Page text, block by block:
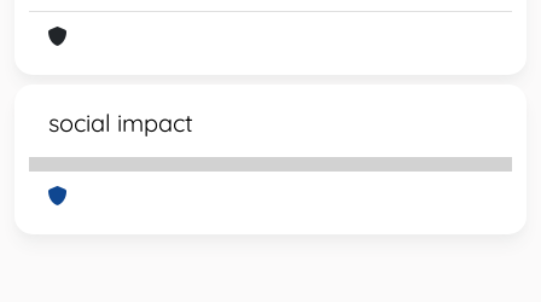
social impact